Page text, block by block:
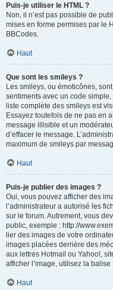
Puis-je utiliser le HTML ?
Non, il n’est pas possible de
mises en forme permises par le
BBCodes.
Haut
Que sont les smileys ?
Les smileys, ou émoticônes,
sentiments avec un code
liste complète des smileys est
Essayez toutefois de ne pas en
message illisible et un
d’effacer le message.
maximum de smileys par
Haut
Puis-je publier des images ?
Oui, vous pouvez afficher des
l’administrateur a autorisé les
sur le forum. Autrement, vous
public, exemple : http://
lier des images de votre
images placées derrière des
aux lettres Hotmail ou Yahoo!,
afficher l’image, utilisez la balise
Haut